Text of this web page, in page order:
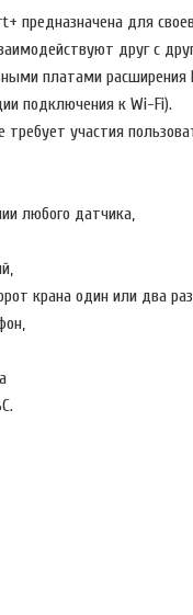
для
друг с
платами расширения
подключения к Wi-Fi).
участия
любого датчика,
крана один или два